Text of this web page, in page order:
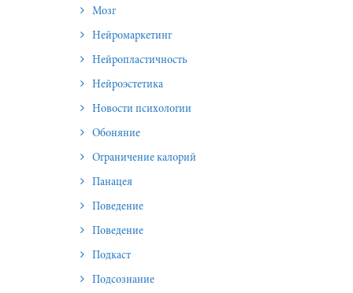
Мозг
Нейромаркетинг
Нейропластичность
Нейроэстетика
Новости психологии
Обоняние
Ограничение калорий
Панацея
Поведение
Поведение
Подкаст
Подсознание